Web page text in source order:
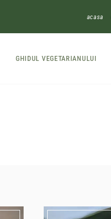
acasa
GHIDUL VEGETARIANULUI